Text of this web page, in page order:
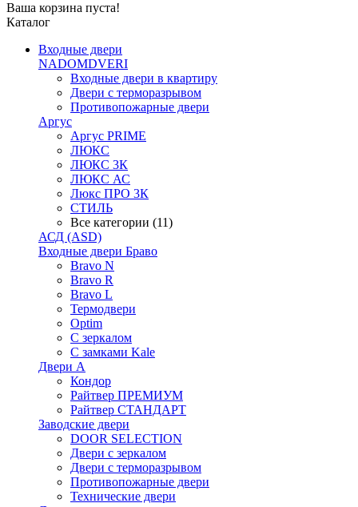
Ваша корзина пуста!
Каталог
Входные двери
NADOMDVERI
Входные двери в квартиру
Двери с терморазрывом
Противопожарные двери
Аргус
Аргус PRIME
ЛЮКС
ЛЮКС 3К
ЛЮКС АС
Люкс ПРО 3К
СТИЛЬ
Все категории (11)
АСД (ASD)
Входные двери Браво
Bravo N
Bravo R
Bravo L
Термодвери
Optim
С зеркалом
С замками Kale
Двери А
Кондор
Райтвер ПРЕМИУМ
Райтвер СТАНДАРТ
Заводские двери
DOOR SELECTION
Двери с зеркалом
Двери с терморазрывом
Противопожарные двери
Технические двери